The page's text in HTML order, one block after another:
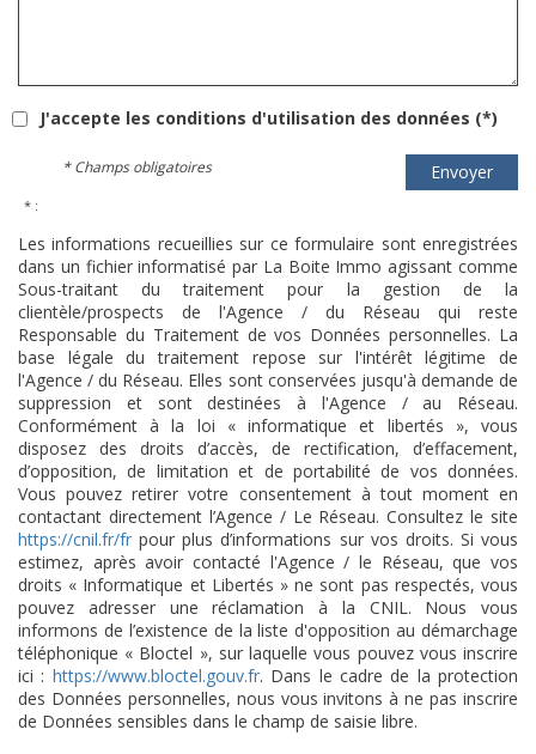
J'accepte les conditions d'utilisation des données (*)
Envoyer
* Champs obligatoires
* :
Les informations recueillies sur ce formulaire sont enregistrées
dans un fichier informatisé par La Boite Immo agissant comme
Sous-traitant du traitement pour la gestion de la
clientèle/prospects de l'Agence / du Réseau qui reste
Responsable du Traitement de vos Données personnelles. La
base légale du traitement repose sur l'intérêt légitime de
l'Agence / du Réseau. Elles sont conservées jusqu'à demande de
suppression et sont destinées à l'Agence / au Réseau.
Conformément à la loi « informatique et libertés », vous
disposez des droits d’accès, de rectification, d’effacement,
d’opposition, de limitation et de portabilité de vos données.
Vous pouvez retirer votre consentement à tout moment en
contactant directement l’Agence / Le Réseau. Consultez le site
https://cnil.fr/fr pour plus d’informations sur vos droits. Si vous
estimez, après avoir contacté l'Agence / le Réseau, que vos
droits « Informatique et Libertés » ne sont pas respectés, vous
pouvez adresser une réclamation à la CNIL. Nous vous
informons de l’existence de la liste d'opposition au démarchage
téléphonique « Bloctel », sur laquelle vous pouvez vous inscrire
ici : https://www.bloctel.gouv.fr. Dans le cadre de la protection
des Données personnelles, nous vous invitons à ne pas inscrire
de Données sensibles dans le champ de saisie libre.